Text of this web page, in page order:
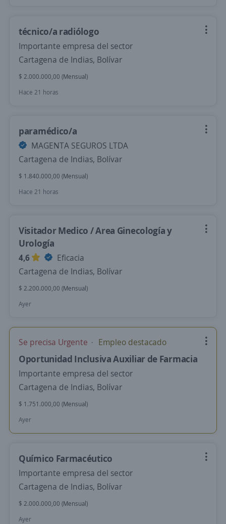
técnico/a radiólogo
Importante empresa del sector
Cartagena de Indias, Bolívar
$ 2.000.000,00 (Mensual)
Hace 21 horas
paramédico/a
MAGENTA SEGUROS LTDA
Cartagena de Indias, Bolívar
$ 1.840.000,00 (Mensual)
Hace 21 horas
Visitador Medico / Area Ginecología y
Urología
4,6
Eficacia
Cartagena de Indias, Bolívar
$ 2.200.000,00 (Mensual)
Ayer
Se precisa Urgente Empleo destacado
Oportunidad Inclusiva Auxiliar de Farmacia
Importante empresa del sector
Cartagena de Indias, Bolívar
$ 1.751.000,00 (Mensual)
Ayer
Químico Farmacéutico
Importante empresa del sector
Cartagena de Indias, Bolívar
$ 2.000.000,00 (Mensual)
Ayer